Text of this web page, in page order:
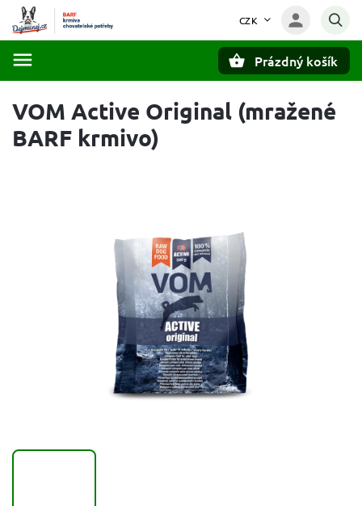
CZK
Prázdný košík
VOM Active Original (mražené
BARF krmivo)